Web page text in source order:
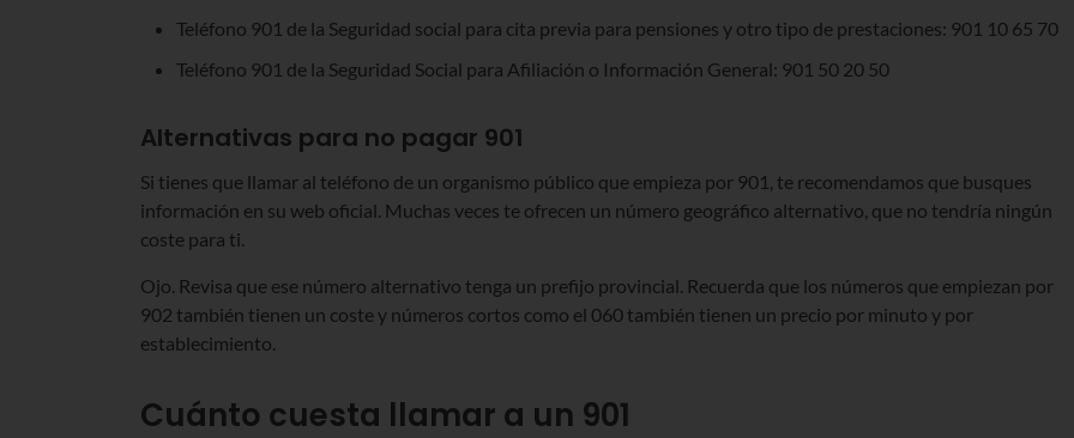
Teléfono 901 de la Seguridad social para cita previa para pensiones y otro tipo de prestaciones: 901 10 65 70
Teléfono 901 de la Seguridad Social para Afiliación o Información General: 901 50 20 50
Alternativas para no pagar 901
Si tienes que llamar al teléfono de un organismo público que empieza por 901, te recomendamos que busques
información en su web oficial. Muchas veces te ofrecen un número geográfico alternativo, que no tendría ningún
coste para ti.
Ojo. Revisa que ese número alternativo tenga un prefijo provincial. Recuerda que los números que empiezan por
902 también tienen un coste y números cortos como el 060 también tienen un precio por minuto y por
establecimiento.
Cuánto cuesta llamar a un 901